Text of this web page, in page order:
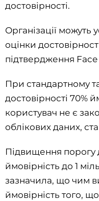
достовірності.
Організації можуть
оцінки
підтвердження Face
При стандартному
достовірності 70%
користувач не є
облікових даних,
Підвищення порогу
ймовірність до 1
зазначила, що чим
ймовірність того,